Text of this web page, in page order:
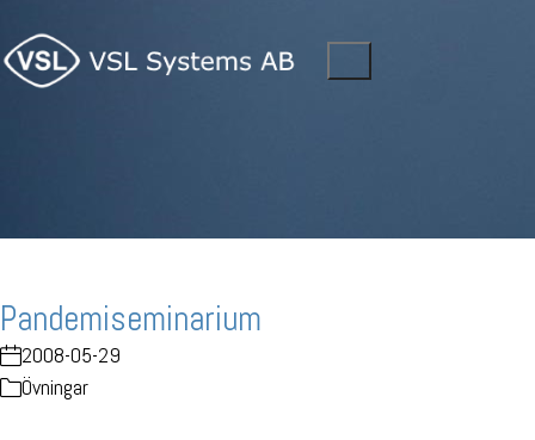
Pandemiseminarium
2008-05-29
Övningar